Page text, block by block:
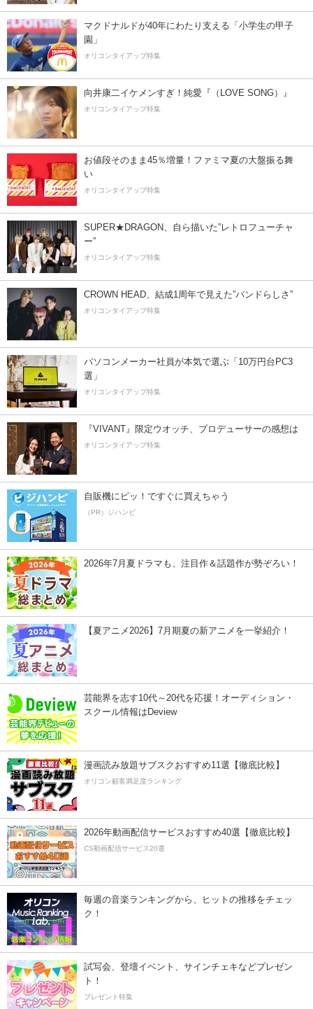
マクドナルドが40年にわたり支える「小学生の甲子
園」
オリコンタイアップ特集
向井康二イケメンすぎ！純愛『（LOVE SONG）』
オリコンタイアップ特集
お値段そのまま45％増量！ファミマ夏の大盤振る舞
い
オリコンタイアップ特集
SUPER★DRAGON、自ら描いた”レトロフューチャ
ー”
オリコンタイアップ特集
CROWN HEAD、結成1周年で見えた”バンドらしさ”
オリコンタイアップ特集
パソコンメーカー社員が本気で選ぶ「10万円台PC3
選」
オリコンタイアップ特集
『VIVANT』限定ウオッチ、プロデューサーの感想は
オリコンタイアップ特集
自販機にピッ！ですぐに買えちゃう
（PR）ジハンピ
2026年7月夏ドラマも、注目作＆話題作が勢ぞろい！
【夏アニメ2026】7月期夏の新アニメを一挙紹介！
芸能界を志す10代～20代を応援！オーディション・
スクール情報はDeview
漫画読み放題サブスクおすすめ11選【徹底比較】
オリコン顧客満足度ランキング
2026年動画配信サービスおすすめ40選【徹底比較】
CS動画配信サービス20選
毎週の音楽ランキングから、ヒットの推移をチェッ
ク！
試写会、登壇イベント、サインチェキなどプレゼン
ト！
プレゼント特集